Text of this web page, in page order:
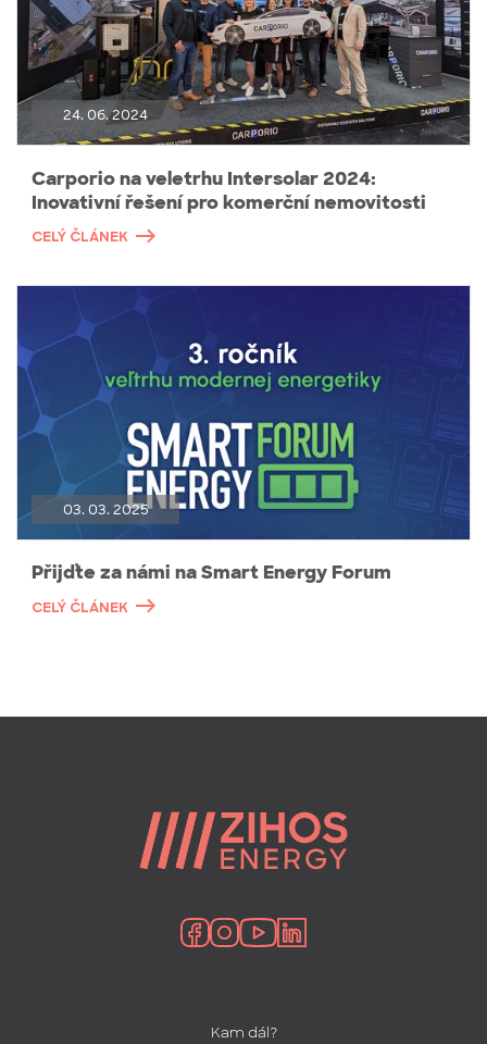
24. 06. 2024
Carporio na veletrhu Intersolar 2024:
Inovativní řešení pro komerční nemovitosti
CELÝ ČLÁNEK
03. 03. 2025
Přijďte za námi na Smart Energy Forum
CELÝ ČLÁNEK
Kam dál?